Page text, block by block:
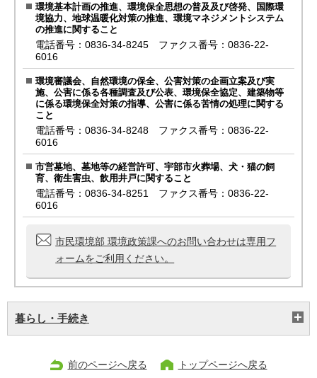
環境基本計画の推進、環境保全思想の普及及び啓発、国際環
境協力、地球温暖化対策の推進、環境マネジメントシステム
の推進に関すること
電話番号：0836-34-8245 ファクス番号：0836-22-
6016
環境審議会、自然環境の保全、公害対策の企画立案及び実
施、公害に係る各種調査及び公表、環境保全協定、建築物等
に係る環境保全対策の指導、公害に係る苦情の処理に関する
こと
電話番号：0836-34-8248 ファクス番号：0836-22-
6016
市営墓地、墓地等の経営許可、宇部市火葬場、犬・猫の飼
育、衛生害虫、飲用井戸に関すること
電話番号：0836-34-8251 ファクス番号：0836-22-
6016
市民環境部 環境政策課へのお問い合わせは専用フ
ォームをご利用ください。
暮らし・手続き
前のページへ戻る トップページへ戻る